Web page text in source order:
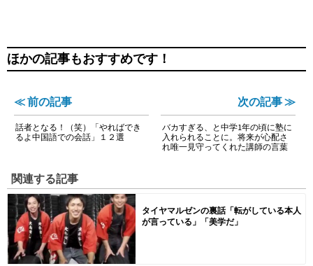
ほかの記事もおすすめです！
≪ 前の記事
話者となる！（笑）「やればでき
るよ中国語での会話」１２選
次の記事 ≫
バカすぎる、と中学1年の頃に塾に
入れられることに。将来が心配さ
れ唯一見守ってくれた講師の言葉
関連する記事
タイヤマルゼンの裏話「転がしている本人
が言っている」「美学だ」